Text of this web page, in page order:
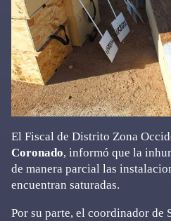
El Fiscal de Distrito Zona
Coronado, informó que la
de manera parcial las
encuentran saturadas.
Por su parte, el coordinador de